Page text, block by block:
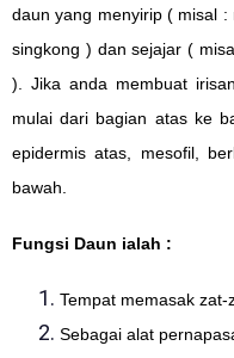
daun yang menyirip ( misal
singkong ) dan sejajar (
). Jika anda membuat
mulai dari bagian atas ke
epidermis atas, mesofil,
bawah.
Fungsi Daun ialah :
Tempat memasak
Sebagai alat